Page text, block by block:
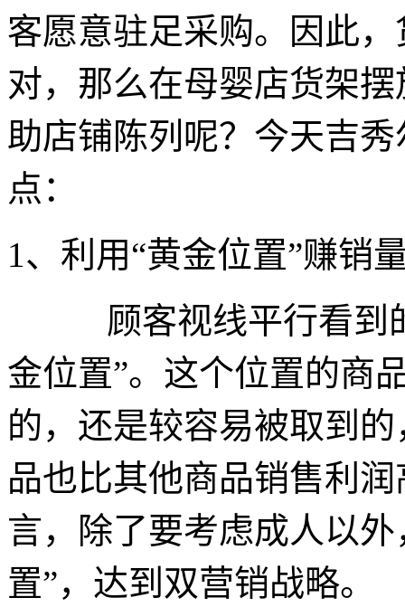
客愿意驻足采购。因此
对，那么在母婴店货架
助店铺陈列呢？今天吉
点：
1、利用“黄金位置”赚销
顾客视线平行看到的
金位置”。这个位置的商
的，还是较容易被取到
品也比其他商品销售利
言，除了要考虑成人以
置”，达到双营销战略。